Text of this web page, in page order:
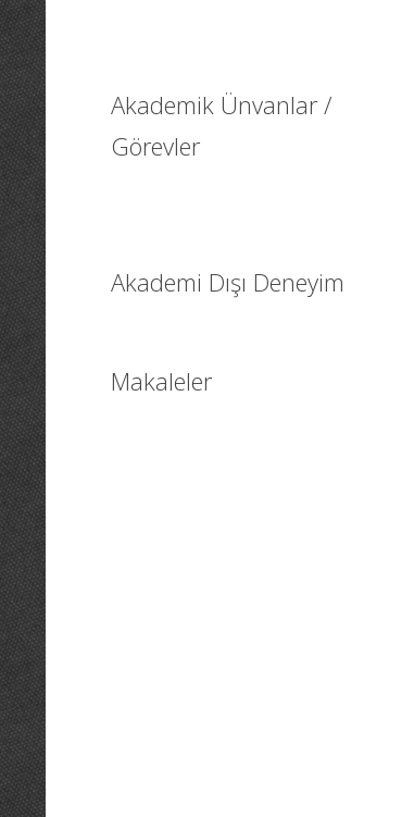
Akademik Ünvanlar /
Görevler
Akademi Dışı Deneyim
Makaleler